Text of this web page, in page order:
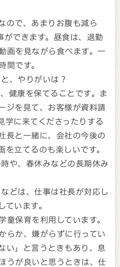
ので、あまりお腹も減ら
ができます。昼食は、退勤
画を見ながら食べます。一
間です。
、やりがいは？
健康を保てることです。ま
ジを見て、お客様が資料請
学に来てくださったりする
長と一緒に、会社の今後の
を立てるのも楽しいです。
や、春休みなどの長期休み
どは、仕事は社長が対応し
ています。
童保育を利用しています。
らか、嫌がらずに行ってい
い」と言うときもあり、息
うが良いと思うときは、仕